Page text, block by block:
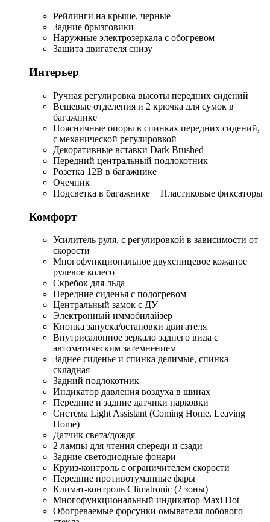
Рейлинги на крыше, черные
Задние брызговики
Наружные электрозеркала с обогревом
Защита двигателя снизу
Интерьер
Ручная регулировка высоты передних сидений
Вещевые отделения и 2 крючка для сумок в
багажнике
Поясничные опоры в спинках передних сидений,
с механической регулировкой
Декоративные вставки Dark Brushed
Передний центральный подлокотник
Розетка 12В в багажнике
Очечник
Подсветка в багажнике + Пластиковые фиксаторы
Комфорт
Усилитель руля, с регулировкой в зависимости от
скорости
Многофункциональное двухспицевое кожаное
рулевое колесо
Скребок для льда
Передние сиденья с подогревом
Центральный замок с ДУ
Электронный иммобилайзер
Кнопка запуска/остановки двигателя
Внутрисалонное зеркало заднего вида с
автоматическим затемнением
Заднее сиденье и спинка делимые, спинка
складная
Задний подлокотник
Индикатор давления воздуха в шинах
Передние и задние датчики парковки
Система Light Assistant (Coming Home, Leaving
Home)
Датчик света/дождя
2 лампы для чтения спереди и сзади
Задние светодиодные фонари
Круиз-контроль с ограничителем скорости
Передние противотуманные фары
Климат-контроль Climatronic (2 зоны)
Многофункциональный индикатор Maxi Dot
Обогреваемые форсунки омывателя лобового